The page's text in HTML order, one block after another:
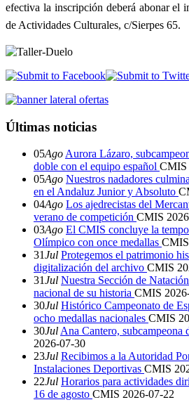
efectiva la inscripción deberá abonar el
de Actividades Culturales, c/Sierpes 65.
Últimas noticias
05Ago Aurora Lázaro,
doble con el equipo español CMIS
05Ago Nuestros nadadores
en el Andaluz Junior y Absoluto
04Ago Los ajedrecistas del
verano de competición CMIS
03Ago El CMIS concluye la
Olímpico con once medallas CMIS
31Jul Protegemos el patrimonio
digitalización del archivo CMIS
31Jul Nuestra Sección de
nacional de su historia CMIS
30Jul Histórico Campeonato de
ocho medallas nacionales CMIS
30Jul Ana Cantero, subcampeona
2026-07-30
23Jul Recibimos a la Autoridad
Instalaciones Deportivas CMIS
22Jul Horarios para actividades
16 de agosto CMIS 2026-07-22